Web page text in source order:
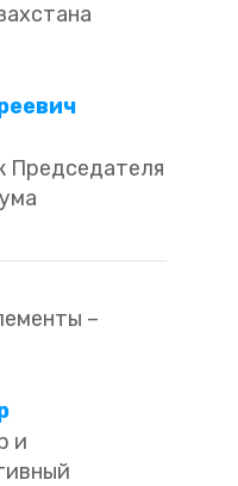
Председателя
–
и